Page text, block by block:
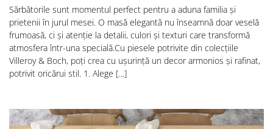
Sărbătorile sunt momentul perfect pentru a aduna familia și
prietenii în jurul mesei. O masă elegantă nu înseamnă doar veselă
frumoasă, ci și atenție la detalii, culori și texturi care transformă
atmosfera într-una specială.Cu piesele potrivite din colecțiile
Villeroy & Boch, poți crea cu ușurință un decor armonios și rafinat,
potrivit oricărui stil. 1. Alege […]